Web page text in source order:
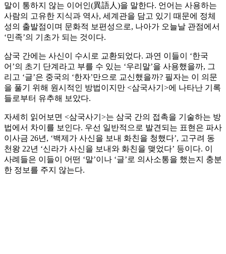
말이 통하지 않는 이어인(異語人)을 말한다. 언어는 사용하는
사람의 고유한 지식과 역사, 세계관을 담고 있기 때문에 정체
성의 출발점이며 문화적 보편성으로, 나아가 오늘날 관점에서
‘민족’의 기초가 되는 것이다.
삼국 간에는 사신이 수시로 교환되었다. 과연 이들이 ‘한국
어’의 초기 단계라고 부를 수 있는 ‘우리말’을 사용했을까, 그
리고 ‘글’은 중국의 ‘한자’만으로 교신했을까? 필자는 이 의문
을 풀기 위해 원시적인 방법이지만 <삼국사기>에 나타난 기록
들로부터 유추해 보았다.
자세히 읽어보면 <삼국사기>는 삼국 간의 접촉을 기술하는 방
법에서 차이를 보인다. 우선 일반적으로 발견되는 표현은 파사
이사금 26년, ‘백제가 사신을 보내 화친을 청했다’, 고구려 동
천왕 22년 ‘신라가 사신을 보내와 화친을 맺었다’ 등이다. 이
사례들은 이들이 어떤 ‘말’이나 ‘글’로 의사소통을 했는지 충분
한 정보를 주지 않는다.